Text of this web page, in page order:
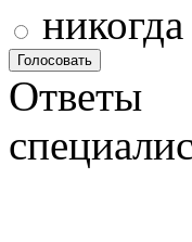
Ответы